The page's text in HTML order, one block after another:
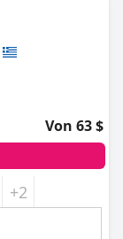
Von 63 $
+2